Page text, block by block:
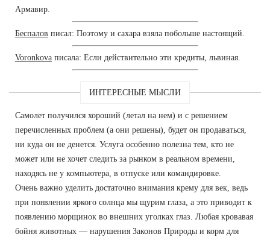
Армавир.
Беспалов писал: Поэтому и сахара взяла побольше настоящий.
Voronkova писала: Если действительно эти кредиты, львиная.
ИНТЕРЕСНЫЕ МЫСЛИ
Самолет получился хороший (летал на нем) и с решением
перечисленных проблем (а они решены), будет он продаваться,
ни куда он не денется. Услуга особенно полезна тем, кто не
может или не хочет следить за рынком в реальном времени,
находясь не у компьютера, в отпуске или командировке.
Очень важно уделить достаточно внимания крему для век, ведь
при появлении яркого солнца мы щурим глаза, а это приводит к
появлению морщинок во внешних уголках глаз. Любая кровавая
бойня животных — нарушения Законов Природы и корм для